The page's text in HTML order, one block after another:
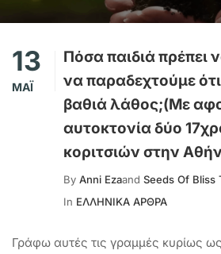
13
ΜΆΙ
Πόσα παιδιά πρέπει
να παραδεχτούμε ότι
βαθιά λάθος;(Με
αυτοκτονία δύο
κοριτσιών στην
By Anni Ezaand Seeds Of Bliss
In ΕΛΛΗΝΙΚΑ ΑΡΘΡΑ
Γράφω αυτές τις γραμμές κυρίως